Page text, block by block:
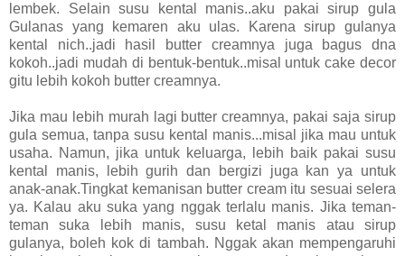
lembek. Selain susu kental manis..aku pakai sirup gula
Gulanas yang kemaren aku ulas. Karena sirup gulanya
kental nich..jadi hasil butter creamnya juga bagus dna
kokoh..jadi mudah di bentuk-bentuk..misal untuk cake decor
gitu lebih kokoh butter creamnya.
Jika mau lebih murah lagi butter creamnya, pakai saja sirup
gula semua, tanpa susu kental manis...misal jika mau untuk
usaha. Namun, jika untuk keluarga, lebih baik pakai susu
kental manis, lebih gurih dan bergizi juga kan ya untuk
anak-anak.Tingkat kemanisan butter cream itu sesuai selera
ya. Kalau aku suka yang nggak terlalu manis. Jika teman-
teman suka lebih manis, susu ketal manis atau sirup
gulanya, boleh kok di tambah. Nggak akan mempengaruhi